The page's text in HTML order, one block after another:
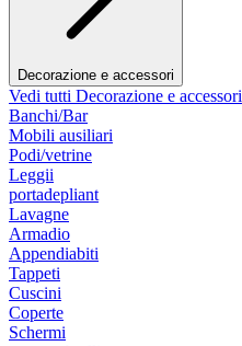
Decorazione e accessori
Vedi tutti Decorazione e accessori
Banchi/Bar
Mobili ausiliari
Podi/vetrine
Leggii
portadepliant
Lavagne
Armadio
Appendiabiti
Tappeti
Cuscini
Coperte
Schermi